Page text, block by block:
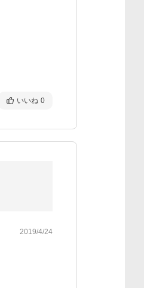
いいね 0
2019/4/24